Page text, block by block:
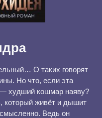
О таких говорят
Но что, если эта
худший кошмар наяву?
который живёт и дышит
Ведь он